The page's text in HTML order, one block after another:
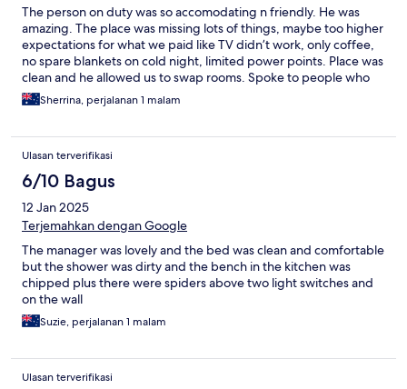
The person on duty was so accomodating n friendly. He was
amazing. The place was missing lots of things, maybe too higher
expectations for what we paid like TV didn’t work, only coffee,
no spare blankets on cold night, limited power points. Place was
clean and he allowed us to swap rooms. Spoke to people who
have stayed there before and doesn’t sound like anything has
changed! Sad! Won’t stay there again!
Sherrina, perjalanan 1 malam
Ulasan terverifikasi
6/10 Bagus
12 Jan 2025
Terjemahkan dengan Google
The manager was lovely and the bed was clean and comfortable
but the shower was dirty and the bench in the kitchen was
chipped plus there were spiders above two light switches and
on the wall
Suzie, perjalanan 1 malam
Ulasan terverifikasi